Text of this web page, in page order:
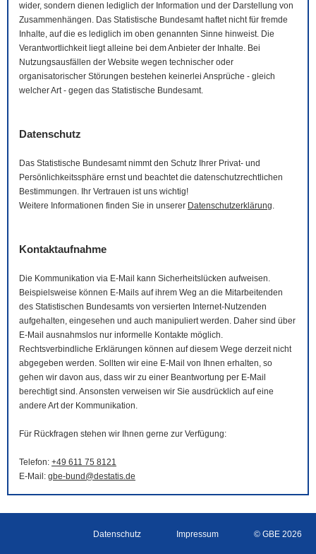
wider, sondern dienen lediglich der Information und der Darstellung von
Zusammenhängen. Das Statistische Bundesamt haftet nicht für fremde
Inhalte, auf die es lediglich im oben genannten Sinne hinweist. Die
Verantwortlichkeit liegt alleine bei dem Anbieter der Inhalte. Bei
Nutzungsausfällen der Website wegen technischer oder
organisatorischer Störungen bestehen keinerlei Ansprüche - gleich
welcher Art - gegen das Statistische Bundesamt.
Datenschutz
Das Statistische Bundesamt nimmt den Schutz Ihrer Privat- und
Persönlichkeitssphäre ernst und beachtet die datenschutzrechtlichen
Bestimmungen. Ihr Vertrauen ist uns wichtig!
Weitere Informationen finden Sie in unserer Datenschutzerklärung.
Kontaktaufnahme
Die Kommunikation via E-Mail
kann Sicherheitslücken aufweisen.
Beispielsweise können E-Mails auf ihrem Weg an die Mitarbeitenden
des Statistischen Bundesamts von versierten Internet-Nutzenden
aufgehalten, eingesehen und auch manipuliert werden. Daher sind über
E-Mail ausnahmslos nur informelle Kontakte möglich.
Rechtsverbindliche Erklärungen können auf diesem Wege derzeit nicht
abgegeben werden. Sollten wir eine E-Mail von Ihnen erhalten, so
gehen wir davon aus, dass wir zu einer Beantwortung per E-Mail
berechtigt sind. Ansonsten verweisen wir Sie ausdrücklich auf eine
andere Art der Kommunikation.
Für Rückfragen stehen wir Ihnen gerne zur Verfügung:
Telefon: +49 611 75 8121
E-Mail : gbe-bund@destatis.de
Datenschutz Impressum © GBE 2026